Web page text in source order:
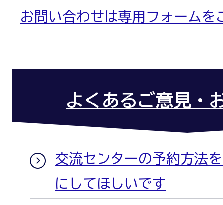
お問い合わせは専用フォームを
よくあるご意見・
交流センターの予約方法
にしてほしいです